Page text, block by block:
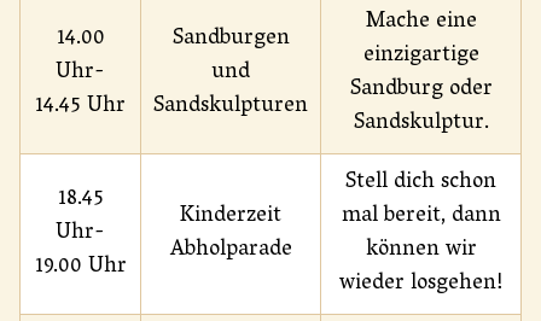
14.00
Uhr-
14.45 Uhr
Sandburgen
und
Sandskulpturen
Mache eine
einzigartige
Sandburg oder
Sandskulptur.
18.45
Uhr-
19.00 Uhr
Kinderzeit
Abholparade
Stell dich schon
mal bereit, dann
können wir
wieder losgehen!